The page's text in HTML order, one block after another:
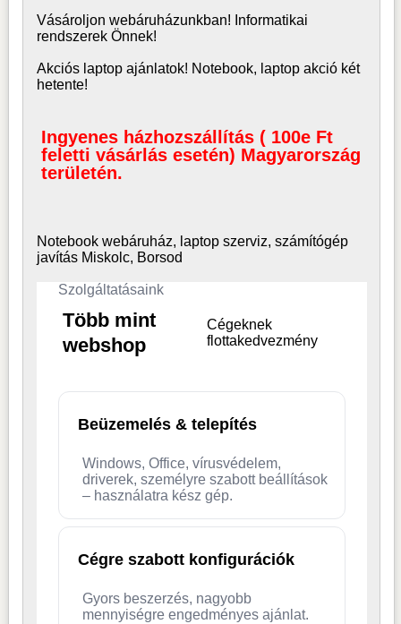
Vásároljon webáruházunkban! Informatikai
rendszerek Önnek!
Akciós laptop ajánlatok! Notebook, laptop akció két
hetente!
Ingyenes házhozszállítás ( 100e Ft
feletti vásárlás esetén) Magyarország
területén.
Notebook webáruház, laptop szerviz, számítógép
javítás Miskolc, Borsod
Szolgáltatásaink
Több mint
webshop
Cégeknek
flottakedvezmény
Beüzemelés & telepítés
Windows, Office, vírusvédelem,
driverek, személyre szabott beállítások
– használatra kész gép.
Cégre szabott konfigurációk
Gyors beszerzés, nagyobb
mennyiségre engedményes ajánlat.